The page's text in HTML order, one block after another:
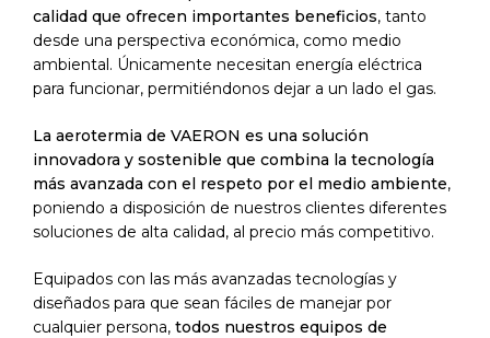
calidad que ofrecen importantes beneficios, tanto
desde una perspectiva económica, como medio
ambiental. Únicamente necesitan energía eléctrica
para funcionar, permitiéndonos dejar a un lado el gas.
La aerotermia de VAERON es una solución
innovadora y sostenible que combina la tecnología
más avanzada con el respeto por el medio ambiente,
poniendo a disposición de nuestros clientes diferentes
soluciones de alta calidad, al precio más competitivo.
Equipados con las más avanzadas tecnologías y
diseñados para que sean fáciles de manejar por
cualquier persona, todos nuestros equipos de